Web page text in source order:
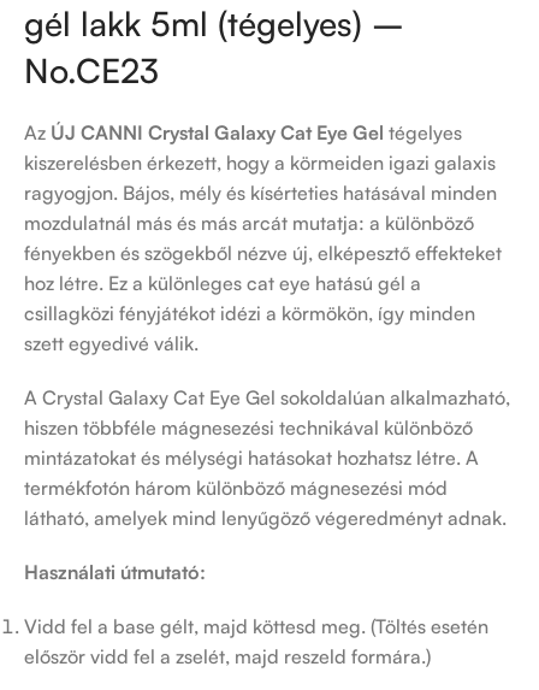
gél lakk 5ml (tégelyes) –
No.CE23
Az ÚJ CANNI Crystal Galaxy Cat Eye Gel tégelyes
kiszerelésben érkezett, hogy a körmeiden igazi galaxis
ragyogjon. Bájos, mély és kísérteties hatásával minden
mozdulatnál más és más arcát mutatja: a különböző
fényekben és szögekből nézve új, elképesztő effekteket
hoz létre. Ez a különleges cat eye hatású gél a
csillagközi fényjátékot idézi a körmökön, így minden
szett egyedivé válik.
A Crystal Galaxy Cat Eye Gel sokoldalúan alkalmazható,
hiszen többféle mágnesezési technikával különböző
mintázatokat és mélységi hatásokat hozhatsz létre. A
termékfotón három különböző mágnesezési mód
látható, amelyek mind lenyűgöző végeredményt adnak.
Használati útmutató:
Vidd fel a base gélt, majd köttesd meg. (Töltés esetén
először vidd fel a zselét, majd reszeld formára.)